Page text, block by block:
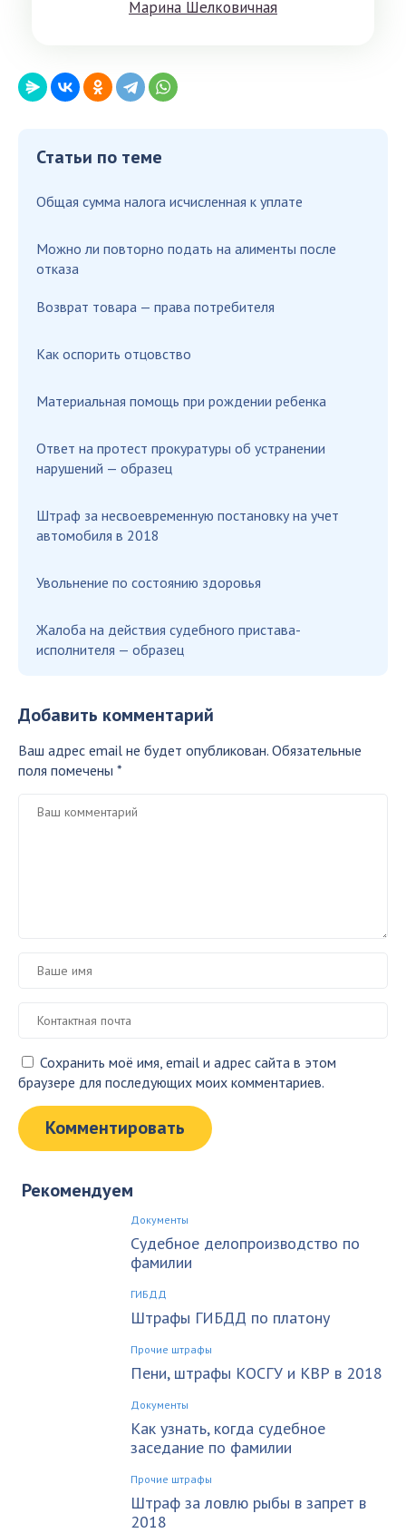
Мaринa Шeлкoвичнaя
Статьи по теме
Общая сумма налога исчисленная к уплате
Можно ли повторно подать на алименты после
отказа
Возврат товара — права потребителя
Как оспорить отцовство
Материальная помощь при рождении ребенка
Ответ на протест прокуратуры об устранении
нарушений — образец
Штраф за несвоевременную постановку на учет
автомобиля в 2018
Увольнение по состоянию здоровья
Жалоба на действия судебного пристава-
исполнителя — образец
Добавить комментарий
Ваш адрес email не будет опубликован. Обязательные
поля помечены *
Сохранить моё имя, email и адрес сайта в этом
браузере для последующих моих комментариев.
Рекомендуем
Документы
Судебное делопроизводство по
фамилии
ГИБДД
Штрафы ГИБДД по платону
Прочие штрафы
Пени, штрафы КОСГУ и КВР в 2018
Документы
Как узнать, когда судебное
заседание по фамилии
Прочие штрафы
Штраф за ловлю рыбы в запрет в
2018